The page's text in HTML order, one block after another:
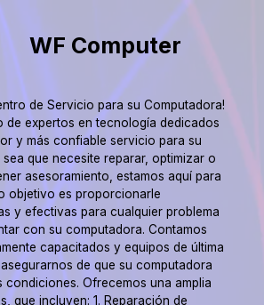
WF Computer
de Servicio para su Computadora!
de expertos en tecnología dedicados
y más confiable servicio para su
que necesite reparar, optimizar o
asesoramiento, estamos aquí para
objetivo es proporcionarle
y efectivas para cualquier problema
con su computadora. Contamos
capacitados y equipos de última
de que su computadora
condiciones. Ofrecemos una amplia
que incluyen: 1. Reparación de